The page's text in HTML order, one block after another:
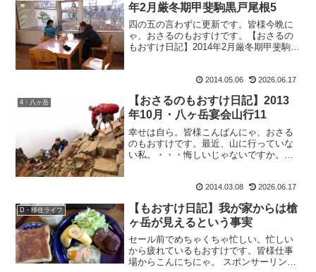
年2月厳冬期甲斐駒黒戸尾根5
四の五の言わずに更新です。皆様今晩に
ゃ、おさるのもおすけです。【おさるの
もおすけ日記】2014年2月厳冬期甲斐駒黒
達。でも、こうちゃんは昨日も散々寝た
せいか、朝か...
2014.05.06 2026.06.17
4・八ヶ岳
【おさるのもおすけ日記】2013
年10月・八ヶ岳宴会山行11
幸せは自ら。皆様こんばんにゃ、おさる
のもおすけです。最近、山に行っていな
い私。・・・悔しいじゃないですか。だ
しゃるお山。ワタクシ、山頂に祠がある
お山って大好きなんです。...
2014.03.08 2026.06.17
D・移住ライフ
【もおすけ日記】我が家からは槍
ヶ岳が見えるという事実
セール前でめちゃくちゃ忙しい。忙しい
から疲れているもおすけです。皆様仕事
場からこんにちにゃ。 スポンサーリン